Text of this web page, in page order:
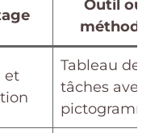
Outil ou
méthode
et
Tableau des
tâches avec